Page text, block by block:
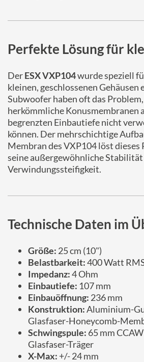
Perfekte Lösung für
DerESX VXP104wurde speziell
kleinen, geschlossenen Gehäusen
Subwoofer haben oft das Problem,
herkömmliche Konusmembranen
begrenzten Einbautiefe nicht
können. Der mehrschichtige
Membran des VXP104 löst dieses
seine außergewöhnliche Stabilität
Verwindungssteifigkeit.
Technische Daten im
Größe: 25 cm (10")
Belastbarkeit:400 Watt
Impedanz:4 Ohm
Einbautiefe: 107 mm
Einbauöffnung: 236 mm
Konstruktion:Aluminium-
Glasfaser-Honeycomb-
Schwingspule: 65 mm
Glasfaser-Träger
X-Max: +/- 24 mm